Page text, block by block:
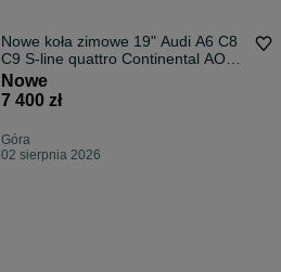
Nowe koła zimowe 19" Audi A6 C8
C9 S-line quattro Continental AO
25r
Nowe
7 400 zł
Góra
02 sierpnia 2026